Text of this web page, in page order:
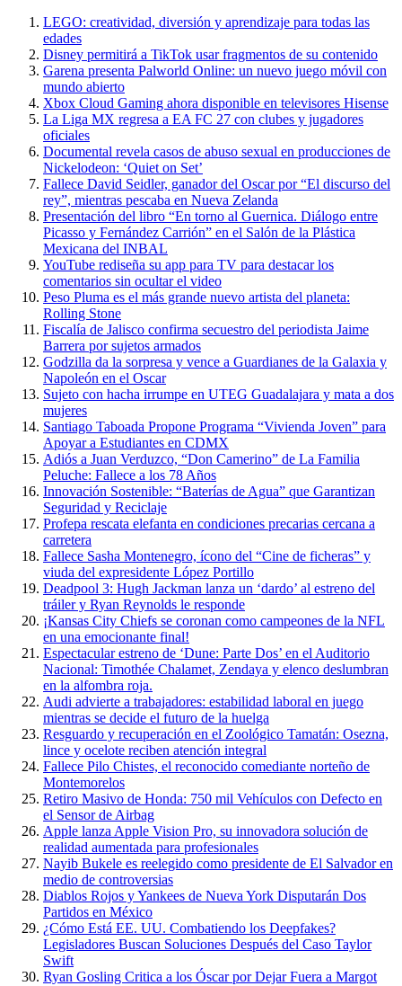
LEGO: creatividad, diversión y aprendizaje para todas las
edades
Disney permitirá a TikTok usar fragmentos de su contenido
Garena presenta Palworld Online: un nuevo juego móvil con
mundo abierto
Xbox Cloud Gaming ahora disponible en televisores Hisense
La Liga MX regresa a EA FC 27 con clubes y jugadores
oficiales
Documental revela casos de abuso sexual en producciones de
Nickelodeon: ‘Quiet on Set’
Fallece David Seidler, ganador del Oscar por “El discurso del
rey”, mientras pescaba en Nueva Zelanda
Presentación del libro “En torno al Guernica. Diálogo entre
Picasso y Fernández Carrión” en el Salón de la Plástica
Mexicana del INBAL
YouTube rediseña su app para TV para destacar los
comentarios sin ocultar el video
Peso Pluma es el más grande nuevo artista del planeta:
Rolling Stone
Fiscalía de Jalisco confirma secuestro del periodista Jaime
Barrera por sujetos armados
Godzilla da la sorpresa y vence a Guardianes de la Galaxia y
Napoleón en el Oscar
Sujeto con hacha irrumpe en UTEG Guadalajara y mata a dos
mujeres
Santiago Taboada Propone Programa “Vivienda Joven” para
Apoyar a Estudiantes en CDMX
Adiós a Juan Verduzco, “Don Camerino” de La Familia
Peluche: Fallece a los 78 Años
Innovación Sostenible: “Baterías de Agua” que Garantizan
Seguridad y Reciclaje
Profepa rescata elefanta en condiciones precarias cercana a
carretera
Fallece Sasha Montenegro, ícono del “Cine de ficheras” y
viuda del expresidente López Portillo
Deadpool 3: Hugh Jackman lanza un ‘dardo’ al estreno del
tráiler y Ryan Reynolds le responde
¡Kansas City Chiefs se coronan como campeones de la NFL
en una emocionante final!
Espectacular estreno de ‘Dune: Parte Dos’ en el Auditorio
Nacional: Timothée Chalamet, Zendaya y elenco deslumbran
en la alfombra roja.
Audi advierte a trabajadores: estabilidad laboral en juego
mientras se decide el futuro de la huelga
Resguardo y recuperación en el Zoológico Tamatán: Osezna,
lince y ocelote reciben atención integral
Fallece Pilo Chistes, el reconocido comediante norteño de
Montemorelos
Retiro Masivo de Honda: 750 mil Vehículos con Defecto en
el Sensor de Airbag
Apple lanza Apple Vision Pro, su innovadora solución de
realidad aumentada para profesionales
Nayib Bukele es reelegido como presidente de El Salvador en
medio de controversias
Diablos Rojos y Yankees de Nueva York Disputarán Dos
Partidos en México
¿Cómo Está EE. UU. Combatiendo los Deepfakes?
Legisladores Buscan Soluciones Después del Caso Taylor
Swift
Ryan Gosling Critica a los Óscar por Dejar Fuera a Margot